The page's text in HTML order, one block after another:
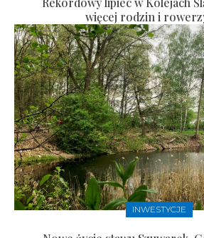
więcej rodzin i
INWESTYCJE